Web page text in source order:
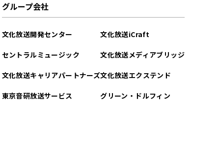
グループ会社
文化放送開発センター
セントラルミュージック
文化放送キャリアパートナーズ
東京音研放送サービス
文化放送iCraft
文化放送メディアブリッジ
文化放送エクステンド
グリーン・ドルフィン